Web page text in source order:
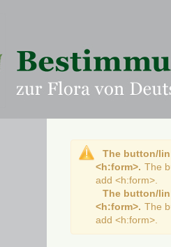
The button/
<h:form>. The
add <h:form>.
The button/
<h:form>. The
add <h:form>.